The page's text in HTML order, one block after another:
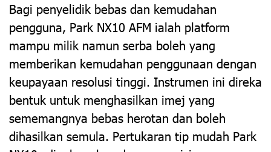
Bagi penyelidik bebas dan kemudahan
pengguna, Park NX10 AFM ialah platform
mampu milik namun serba boleh yang
memberikan kemudahan penggunaan dengan
keupayaan resolusi tinggi. Instrumen ini direka
bentuk untuk menghasilkan imej yang
sememangnya bebas herotan dan boleh
dihasilkan semula. Pertukaran tip mudah Park